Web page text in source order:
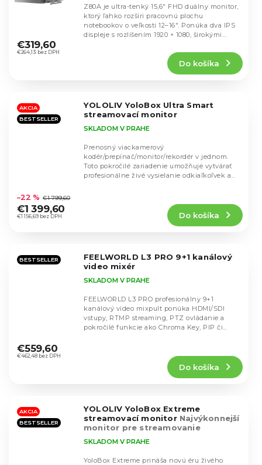
hodnotenie
produktu
hviezdičiek.
€264,13 bez DPH
€319,60
Do košíka
Z80A je ultra-tenký 15,6" FHD duálny monitor,
ktorý ľahko rozšíri pracovnú plochu
notebookov o veľkosti 12–16". Ponúka dva IPS
displeje s rozlíšením 1920 × 1080, širokými...
AKCIA
BESTSELLER
YOLOLIV YoloBox Ultra Smart
streamovací monitor
hodnotenie
produktu
je
hviezdičiek.
SKLADOM V PRAHE
€1 156,69 bez DPH
–22 % €1 799,60
€1 399,60
Do košíka
Prenosný viackamerový
kodér/prepínač/monitor/rekordér v jednom.
Toto pokročilé zariadenie umožňuje vytvárať
profesionálne živé vysielanie odkiaľkoľvek a
BESTSELLER
FEELWORLD L3 PRO 9+1 kanálový
video mixér
hodnotenie
produktu
hviezdičiek.
SKLADOM V PRAHE
€462,48 bez DPH
€559,60
Do košíka
FEELWORLD L3 PRO profesionálny 9+1
kanálový video mixpult ponúka HDMI/SDI
vstupy, RTMP streaming, PTZ ovládanie a
pokročilé funkcie ako Chroma Key, PIP či
AKCIA
BESTSELLER
YOLOLIV YoloBox Extreme
streamovací monitor Najvýkonnejší
monitor pre streamovanie
SKLADOM V PRAHE
YoloBox Extreme prináša novú éru živého